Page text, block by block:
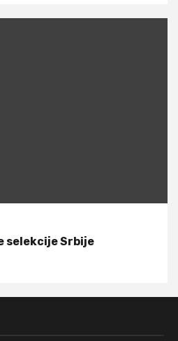
selekcije Srbije